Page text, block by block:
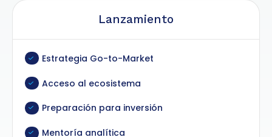
Lanzamiento
Estrategia Go-to-Market
Acceso al ecosistema
Preparación para inversión
Mentoría analítica